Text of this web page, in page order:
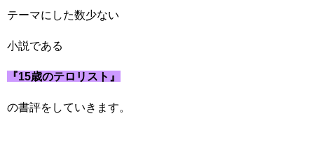
テーマにした数少ない
小説である
『15歳のテロリスト』
の書評をしていきます。